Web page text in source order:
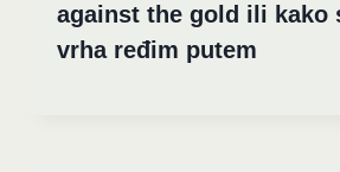
against the gold ili kako
vrha ređim putem